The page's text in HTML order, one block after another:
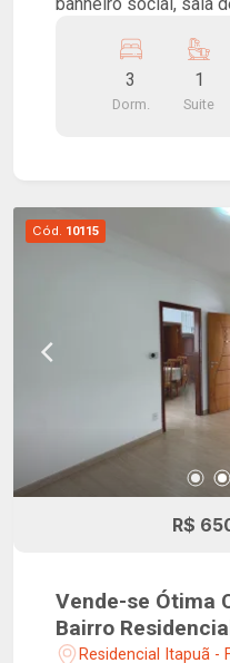
banheiro social, sala
cooktop, coifa e
edícula com área
churrasqueira, além
3
Dorm.
1
Suite
Cód. 10115
R$
Vende-se Ótima
Bairro
Residencial Itapuã -